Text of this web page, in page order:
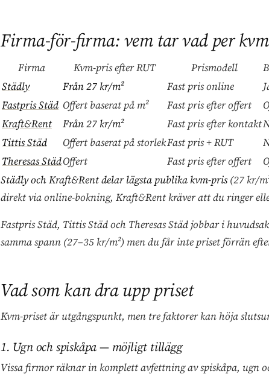
Firma-för-firma: vem tar vad per
Firma Kvm-pris efter RUT Prismodell
Städly
Från 27 kr/m² Fast pris online
Fastpris Städ Offert baserat på m² Fast pris efter offert
Kraft&Rent
Från 27 kr/m² Fast pris efter kontakt
Tittis Städ
Offert baserat på storlekFast pris + RUT
Theresas StädOffert Fast pris efter offert
Städly och Kraft&Rent delar lägsta publika kvm-pris(27 kr/
direkt via online-bokning, Kraft&Rent kräver att du ringer
Fastpris Städ, Tittis Städ och Theresas Städ jobbar i
samma spann (27–35 kr/m²) men du får inte priset förrän
Vad som kan dra upp priset
Kvm-priset är utgångspunkt, men tre faktorer kan höja
1. Ugn och spiskåpa — möjligt tillägg
Vissa firmor räknar in komplett avfettning av spiskåpa, ugn